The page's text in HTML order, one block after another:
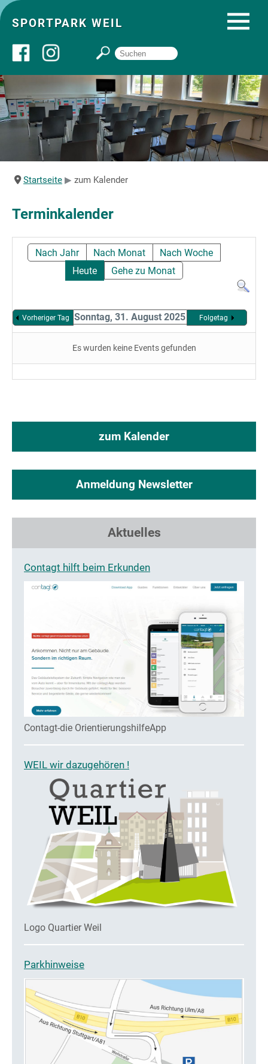
SPORTPARK WEIL
Über uns
Startseite
Angebote
Sportpark
Startseite zum Kalender
Terminkalender
Nach Jahr Nach Monat
Nach Woche
Heute
Gehe zu Monat
Vorheriger Tag Sonntag, 31. August 2025 Folgetag
Es wurden keine Events gefunden
zum Kalender
Anmeldung Newsletter
Aktuelles
Contagt hilft beim Erkunden
Contagt-die OrientierungshilfeApp
WEIL wir dazugehören !
Logo Quartier Weil
Parkhinweise